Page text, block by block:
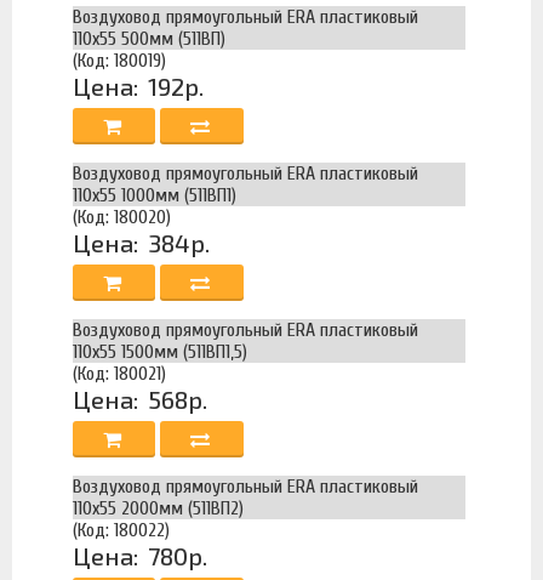
Воздуховод прямоугольный ERA пластиковый
110х55 500мм (511ВП)
(Код: 180019)
Цена: 192р.
Воздуховод прямоугольный ERA пластиковый
110х55 1000мм (511ВП1)
(Код: 180020)
Цена: 384р.
Воздуховод прямоугольный ERA пластиковый
110х55 1500мм (511ВП1,5)
(Код: 180021)
Цена: 568р.
Воздуховод прямоугольный ERA пластиковый
110х55 2000мм (511ВП2)
(Код: 180022)
Цена: 780р.